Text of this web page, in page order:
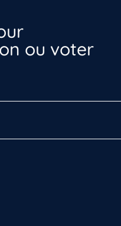
ou voter